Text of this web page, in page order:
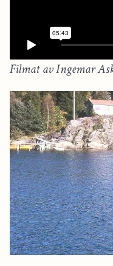
Filmat av Ingemar